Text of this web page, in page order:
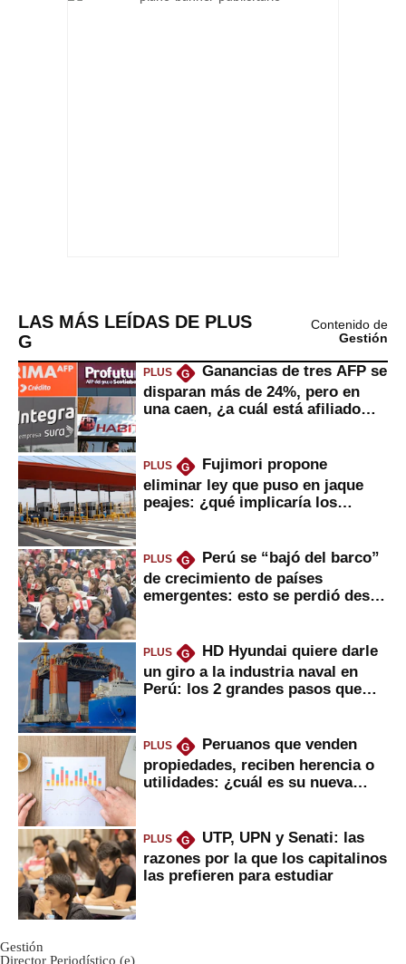
LAS MÁS LEÍDAS DE PLUS
G
Contenido de
Gestión
PLUS G
Ganancias de tres AFP se
disparan más de 24%, pero en
una caen, ¿a cuál está afiliado
PLUS G
Fujimori propone
eliminar ley que puso en jaque
peajes: ¿qué implicaría los
PLUS G
Perú se “bajó del barco”
de crecimiento de países
emergentes: esto se perdió desde
PLUS G
HD Hyundai quiere darle
un giro a la industria naval en
Perú: los 2 grandes pasos que
PLUS G
Peruanos que venden
propiedades, reciben herencia o
utilidades: ¿cuál es su nueva
PLUS G
UTP, UPN y Senati: las
razones por la que los capitalinos
las prefieren para estudiar
Gestión
Director Periodístico (e)